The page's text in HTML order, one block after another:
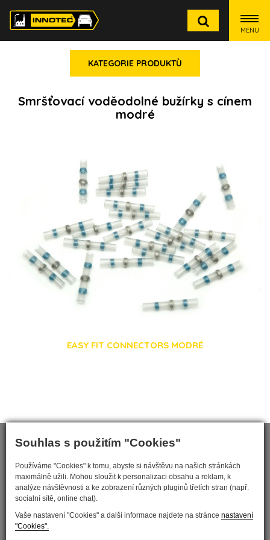
Souhlas s použitím "Cookies"
Používáme "Cookies" k tomu, abyste si návštěvu na našich stránkách
maximálně užili. Mohou sloužit k personalizaci obsahu a reklam, k
analýze návštěvnosti a ke zobrazení různých pluginů třetích stran (např.
socialní sítě, online chat).
Vaše nastavení "Cookies" a další informace najdete na stránce nastavení
"Cookies".
MENU
KATEGORIE PRODUKTÙ
Smršťovací voděodolné bužírky s cínem
modré
EASY FIT CONNECTORS MODRÉ